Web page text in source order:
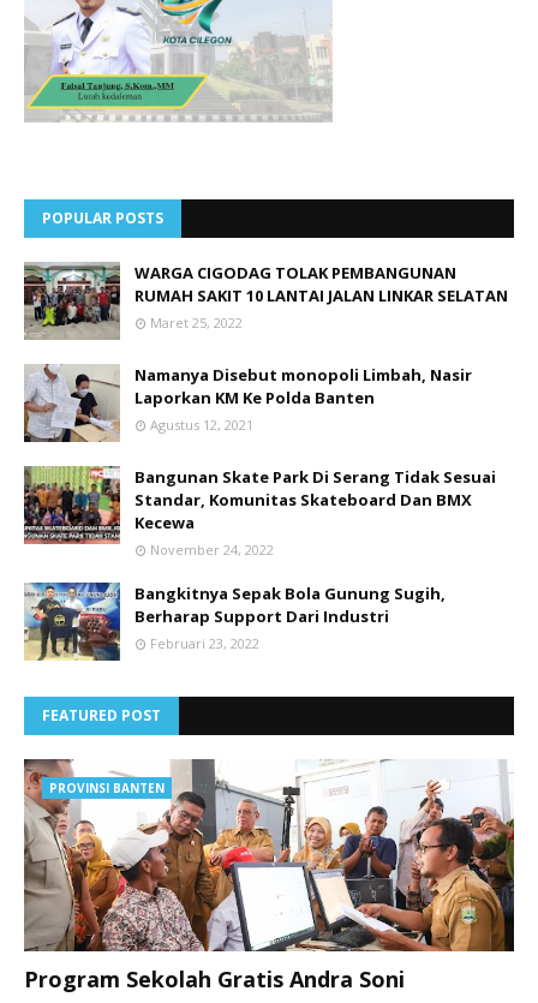
POPULAR POSTS
WARGA CIGODAG TOLAK PEMBANGUNAN
RUMAH SAKIT 10 LANTAI JALAN LINKAR SELATAN
Maret 25, 2022
Namanya Disebut monopoli Limbah, Nasir
Laporkan KM Ke Polda Banten
Agustus 12, 2021
Bangunan Skate Park Di Serang Tidak Sesuai
Standar, Komunitas Skateboard Dan BMX
Kecewa
November 24, 2022
Bangkitnya Sepak Bola Gunung Sugih,
Berharap Support Dari Industri
Februari 23, 2022
FEATURED POST
PROVINSI BANTEN
Program Sekolah Gratis Andra Soni